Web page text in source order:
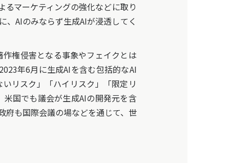
マーケティングの強化などに取り
、AIのみならず生成AIが浸透してく
権侵害となる事象やフェイクとは
年6月に生成AIを含む包括的なAI
リスク」「ハイリスク」「限定リ
国でも議会が生成AIの開発元を含
府も国際会議の場などを通じて、世